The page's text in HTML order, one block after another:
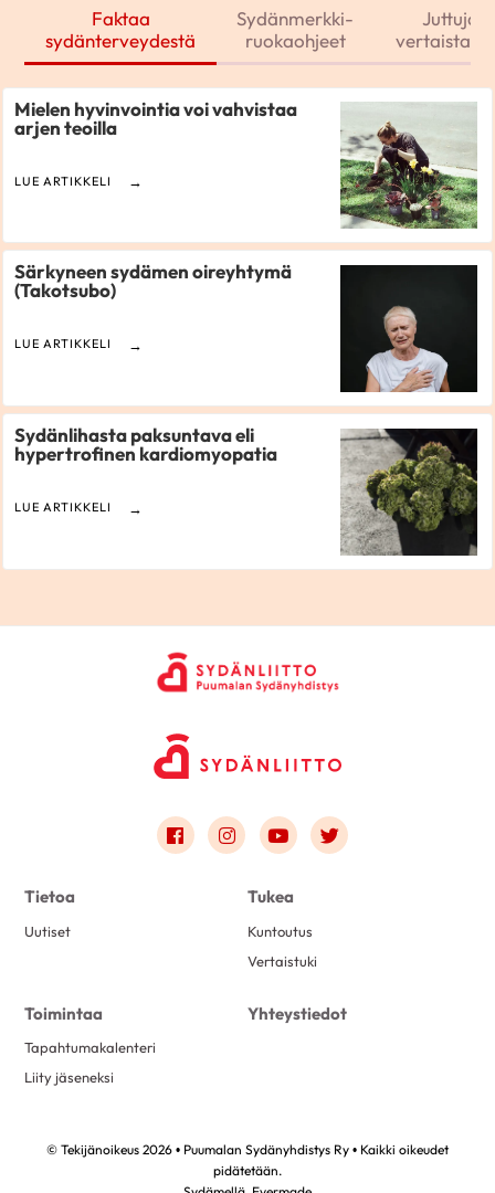
Faktaa
sydänterveydestä
Sydänmerkki-
ruokaohjeet
Juttuja
Mielen hyvinvointia voi vahvistaa
arjen teoilla
LUE ARTIKKELI
Särkyneen sydämen oireyhtymä
(Takotsubo)
LUE ARTIKKELI
Sydänlihasta paksuntava eli
hypertrofinen kardiomyopatia
LUE ARTIKKELI
Link to facebook
Link to instagram
Link to youtube
Link to twitter
Tietoa
Uutiset
Tukea
Kuntoutus
Vertaistuki
Toimintaa
Tapahtumakalenteri
Liity jäseneksi
Yhteystiedot
© Tekijänoikeus 2026 • Puumalan Sydänyhdistys Ry • Kaikki oikeudet
pidätetään.